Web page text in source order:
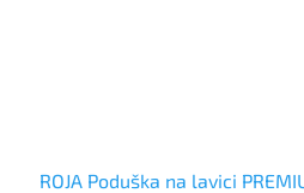
ROJA Poduška na lavici